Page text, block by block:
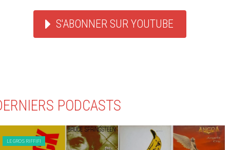
S'ABONNER SUR YOUTUBE
PODCASTS
LE GROS RIFFIFI